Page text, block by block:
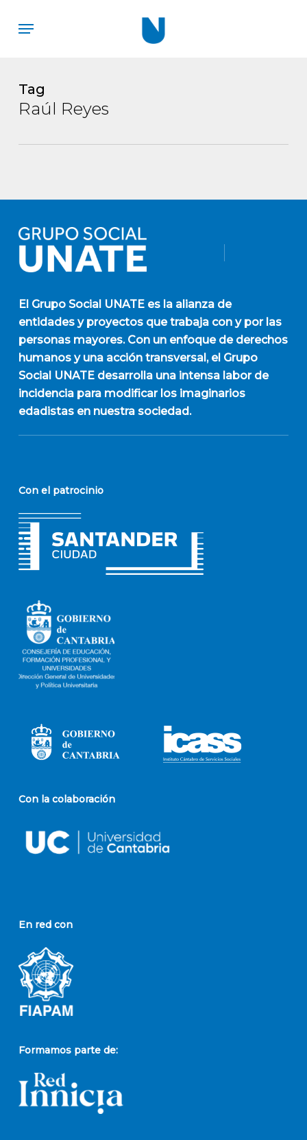
Menu
Tag
Raúl Reyes
El Grupo Social UNATEes la alianza de
entidades y proyectos que trabaja con y por las
personas mayores. Con un enfoque de derechos
humanos y una acción transversal, el Grupo
Social UNATE desarrolla una intensa labor de
incidencia para modificar los imaginarios
edadistas en nuestra sociedad.
Con el patrocinio
Con la colaboración
En red con
Formamos parte de: